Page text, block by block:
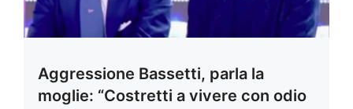
Aggressione Bassetti, parla la
moglie: “Costretti a vivere con odio